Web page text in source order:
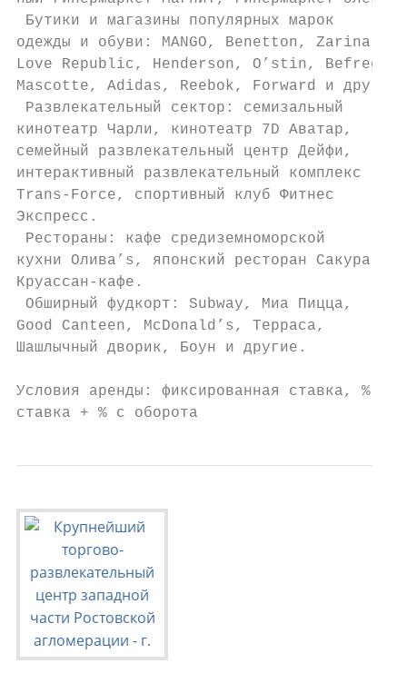
Бутики и магазины популярных марок
одежды и обуви: MANGO, Benetton, Zarina,
Love Republic, Henderson, O’stin, Befree,
Mascotte, Adidas, Reebok, Forward и другие.
Развлекательный сектор: семизальный
кинотеатр Чарли, кинотеатр 7D Аватар,
семейный развлекательный центр Дейфи,
интерактивный развлекательный комплекс
Trans-Force, спортивный клуб Фитнес
Экспресс.
Рестораны: кафе средиземноморской
кухни Олива’s, японский ресторан Сакура,
Круассан-кафе.
Обширный фудкорт: Subway, Миа Пицца,
Good Canteen, McDonald’s, Терраса,
Шашлычный дворик, Боун и другие.
Условия аренды: фиксированная ставка, % с
ставка + % с оборота